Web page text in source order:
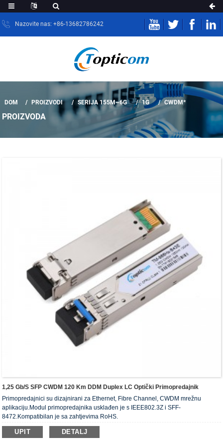
Nazovite nas: +86-13682786242
DOM PROIZVODI SERIJA 155M~6G 1G CWDM*
PROIZVODA
1,25 Gb/s SFP CWDM 120 Km DDM Duplex LC Optički Primopredajnik
Primopredajnici su dizajnirani za Ethernet, Fibre Channel, CWDM mrežnu
aplikaciju.Modul primopredajnika usklađen je s IEEE802.3Z i SFF-
8472.Kompatibilan je sa zahtjevima RoHS.
UPIT DETALJ